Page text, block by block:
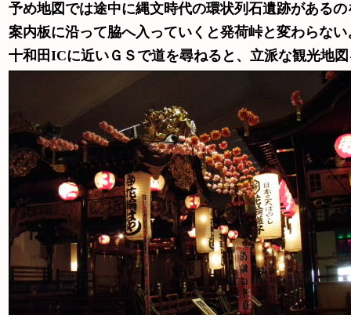
予め地図では途中に縄文時代の環状列石遺跡がある
案内板に沿って脇へ入っていくと発荷峠と変わらな
十和田ICに近いＧＳで道を尋ねると、立派な観光地